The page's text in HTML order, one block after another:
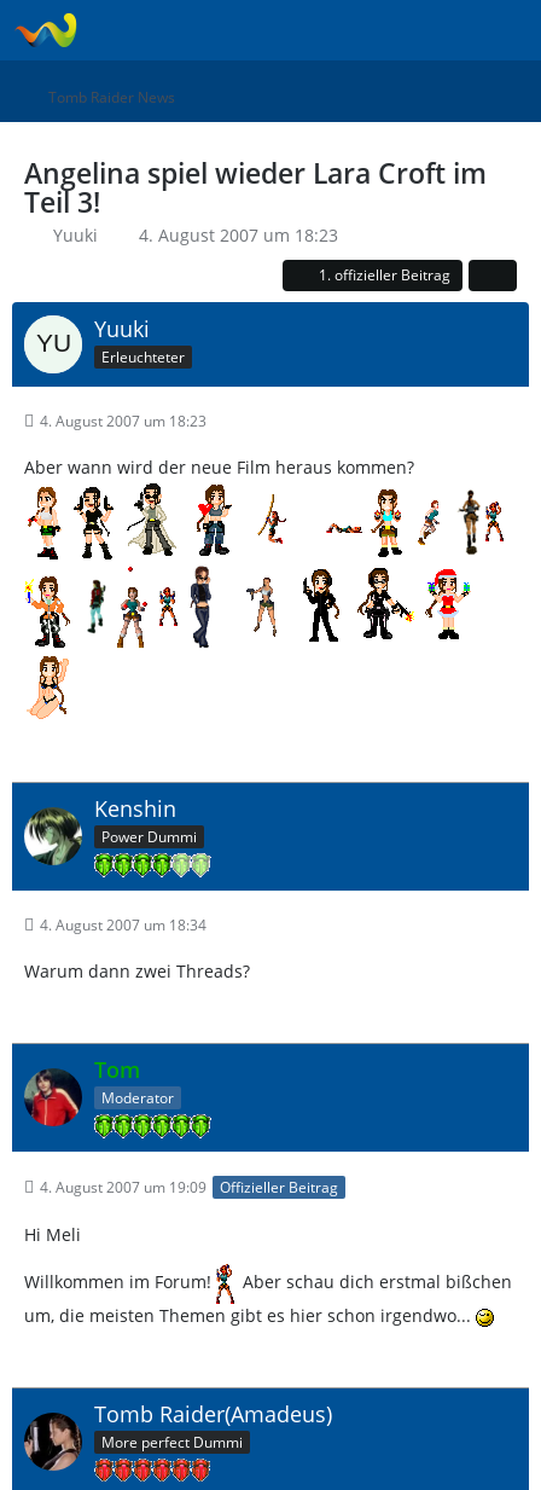
Tomb Raider News
Angelina spiel wieder Lara Croft im
Teil 3!
Yuuki 4. August 2007 um 18:23
1. offizieller Beitrag
Yuuki
Erleuchteter
4. August 2007 um 18:23
Aber wann wird der neue Film heraus kommen?
Kenshin
Power Dummi
4. August 2007 um 18:34
Warum dann zwei Threads?
Tom
Moderator
4. August 2007 um 19:09 Offizieller Beitrag
Hi Meli
Willkommen im Forum!
Aber schau dich erstmal bißchen
um, die meisten Themen gibt es hier schon irgendwo...
Tomb Raider(Amadeus)
More perfect Dummi